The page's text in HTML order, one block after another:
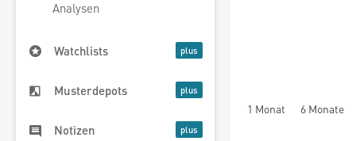
Analysen
Watchlists
Musterdepots
Notizen
1 Monat 6 Monate